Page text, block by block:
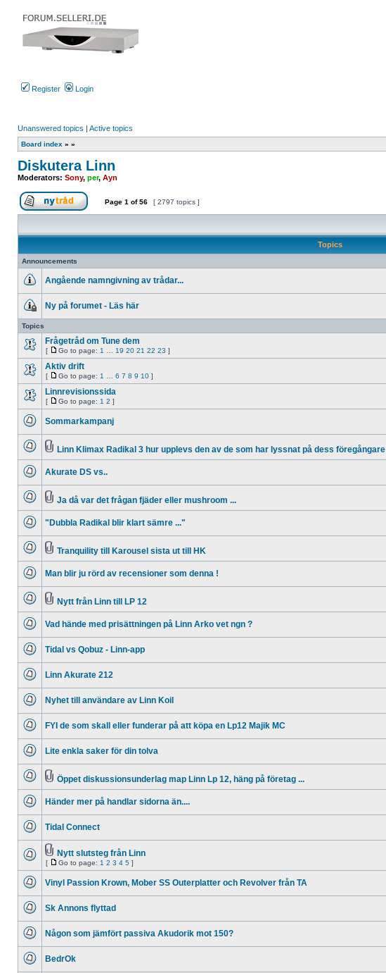
Register Login
Unanswered topics | Active topics
Board index » »
Diskutera Linn
Moderators: Sony, per, Ayn
Post new topic
Page 1 of56 [ 2797 topics ]
Topics
Announcements
posts
Angående namngivning av trådar...
is
locked,
you
cannot
edit
posts
make
further
replies.
Ny på forumet - Läs här
Topics
unread
posts
Frågetråd om Tune dem
[
Go
to
page
Go to page: 1 19 20 21 22 23 ]
unread
posts
Aktiv drift
[
Go
to
page
Go to page: 1 6 7 8 9 10 ]
posts
Linnrevisionssida
[
Go
page
Go to page: 1 2 ]
unread
posts
Sommarkampanj
posts
Linn Klimax Radikal 3 hur upplevs den av de som har lyssnat på dess föregångare
unread
posts
Akurate DS vs..
posts
Ja då var det frågan fjäder eller mushroom ...
unread
posts
"Dubbla Radikal blir klart sämre ..."
posts
Attachment(s)
Tranquility till Karousel sista ut till HK
unread
posts
Man blir ju rörd av recensioner som denna !
posts
Attachment(s)
Nytt från Linn till LP 12
posts
Vad hände med prisättningen på Linn Arko vet ngn ?
posts
Tidal vs Qobuz - Linn-app
posts
Linn Akurate 212
posts
Nyhet till användare av Linn Koil
posts
FYI de som skall eller funderar på att köpa en Lp12 Majik MC
unread
posts
Lite enkla saker för din tolva
posts
Attachment(s)
Öppet diskussionsunderlag map Linn Lp 12, häng på företag ...
posts
Händer mer på handlar sidorna än....
unread
posts
Tidal Connect
unread
posts
Attachment(s)
Nytt slutsteg från Linn
[
Go
page
Go to page: 1 2 3 4 5 ]
posts
Vinyl Passion Krown, Mober SS Outerplatter och Revolver från TA
posts
Sk Annons flyttad
posts
Någon som jämfört passiva Akudorik mot 150?
BedrOk